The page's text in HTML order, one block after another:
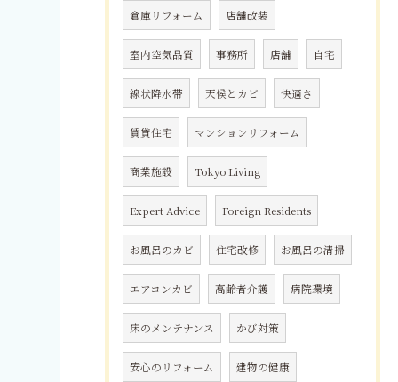
倉庫リフォーム 店舗改装
室内空気品質 事務所 店舗 自宅
線状降水帯 天候とカビ 快適さ
賃貸住宅 マンションリフォーム
商業施設 Tokyo Living
Expert Advice Foreign Residents
お風呂のカビ 住宅改修 お風呂の清掃
エアコンカビ 高齢者介護 病院環境
床のメンテナンス かび対策
安心のリフォーム 建物の健康